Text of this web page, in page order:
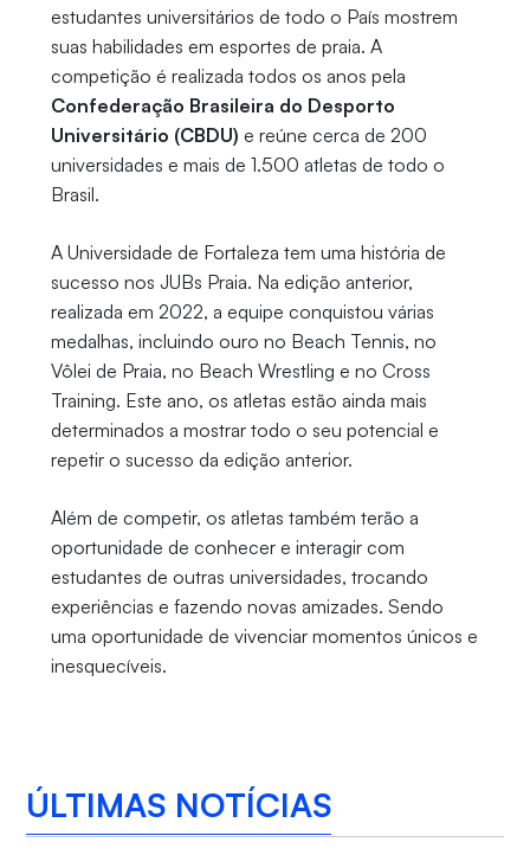
estudantes universitários de todo o País mostrem
suas habilidades em esportes de praia. A
competição é realizada todos os anos pela
Confederação Brasileira do Desporto
Universitário (CBDU) e reúne cerca de 200
universidades e mais de 1.500 atletas de todo o
Brasil.
A Universidade de Fortaleza tem uma história de
sucesso nos JUBs Praia. Na edição anterior,
realizada em 2022, a equipe conquistou várias
medalhas, incluindo ouro no Beach Tennis, no
Vôlei de Praia, no Beach Wrestling e no Cross
Training. Este ano, os atletas estão ainda mais
determinados a mostrar todo o seu potencial e
repetir o sucesso da edição anterior.
Além de competir, os atletas também terão a
oportunidade de conhecer e interagir com
estudantes de outras universidades, trocando
experiências e fazendo novas amizades. Sendo
uma oportunidade de vivenciar momentos únicos e
inesquecíveis.
ÚLTIMAS NOTÍCIAS